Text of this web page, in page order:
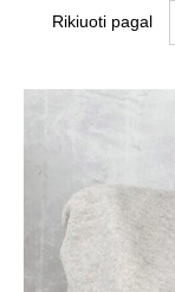
Rikiuoti pagal